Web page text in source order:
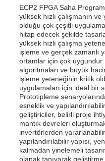
ECP2 FPGA Saha
yüksek hızlı çalışmanın
olduğu çok çeşitli
hitap edecek şekilde
yüksek hızlı çalışma
işleme ve gerçek zamanlı
ortamlar için çok
algoritmaları ve büyük
işleme yeteneğinin kritik
uygulamaları için ideal bir
Prototipleme
esneklik ve
geliştiriciler, belirli proje
mantık devreleri
invertörlerden
yapılandırılabilir yapısı,
kalmadan yinelemeli
olanak tanıyarak